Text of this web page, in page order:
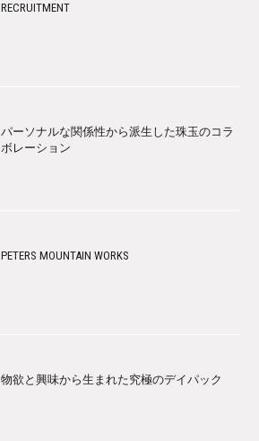
RECRUITMENT
パーソナルな関係性から派生した珠玉のコラ
ボレーション
PETERS MOUNTAIN WORKS
物欲と興味から生まれた究極のデイパック